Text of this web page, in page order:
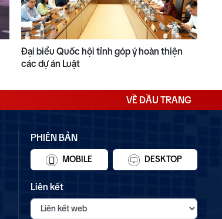
Đại biểu Quốc hội tỉnh góp ý hoàn thiện
các dự án Luật
VỀ ĐẦU TRANG
PHIÊN BẢN
MOBILE DESKTOP
Liên kết